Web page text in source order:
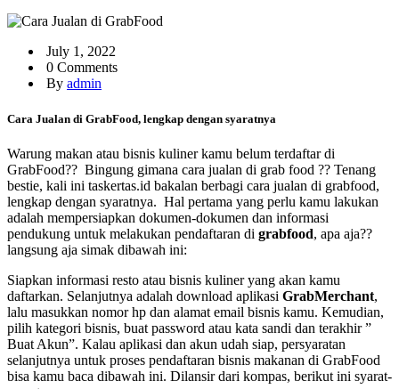
July 1, 2022
0 Comments
By admin
Cara Jualan di GrabFood, lengkap dengan syaratnya
Warung makan atau bisnis kuliner kamu belum terdaftar di
GrabFood?? Bingung gimana cara jualan di grab food ?? Tenang
bestie, kali ini taskertas.id bakalan berbagi cara jualan di grabfood,
lengkap dengan syaratnya. Hal pertama yang perlu kamu lakukan
adalah mempersiapkan dokumen-dokumen dan informasi
pendukung untuk melakukan pendaftaran di grabfood, apa aja??
langsung aja simak dibawah ini:
Siapkan informasi resto atau bisnis kuliner yang akan kamu
daftarkan. Selanjutnya adalah download aplikasi GrabMerchant,
lalu masukkan nomor hp dan alamat email bisnis kamu. Kemudian,
pilih kategori bisnis, buat password atau kata sandi dan terakhir ”
Buat Akun”. Kalau aplikasi dan akun udah siap, persyaratan
selanjutnya untuk proses pendaftaran bisnis makanan di GrabFood
bisa kamu baca dibawah ini. Dilansir dari kompas, berikut ini syarat-